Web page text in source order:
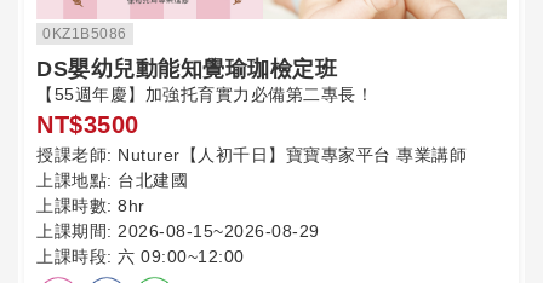
0KZ1B5086
DS嬰幼兒動能知覺瑜珈檢定班
【55週年慶】加強托育實力必備第二專長！
NT$3500
授課老師: Nuturer【人初千日】寶寶專家平台 專業講師
上課地點: 台北建國
上課時數: 8hr
上課期間: 2026-08-15~2026-08-29
上課時段: 六 09:00~12:00